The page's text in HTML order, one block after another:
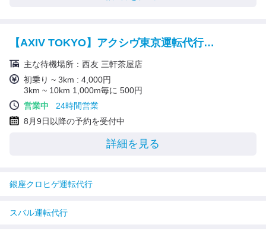
【AXIV TOKYO】アクシヴ東京運転代行｜昼ゴルフ挙式
主な待機場所：西友 三軒茶屋店
初乗り ~ 3km : 4,000円
3km ~ 10km 1,000m毎に 500円
営業中
24時間営業
8月9日以降の予約を受付中
詳細を見る
銀座クロヒゲ運転代行
スバル運転代行